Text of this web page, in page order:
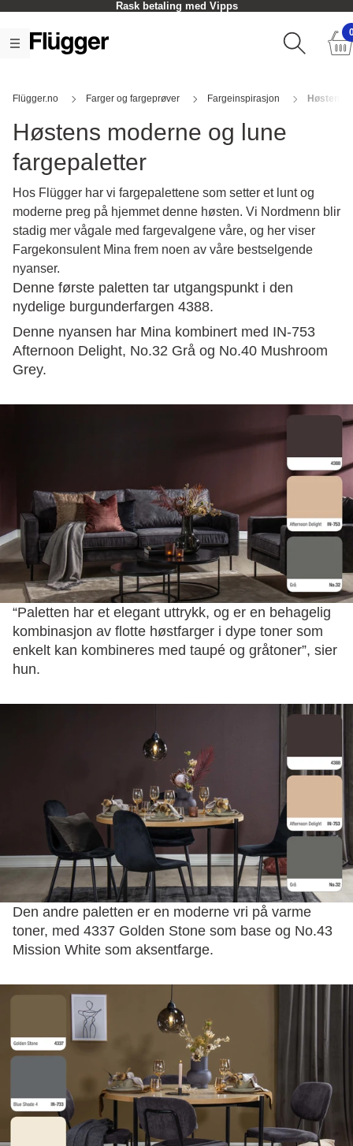
Rask betaling med Vipps
Flügger.no Farger og fargeprøver Fargeinspirasjon Høstens
Høstens moderne og lune
fargepaletter
Hos Flügger har vi fargepalettene som setter et lunt og
moderne preg på hjemmet denne høsten. Vi Nordmenn blir
stadig mer vågale med fargevalgene våre, og her viser
Fargekonsulent Mina frem noen av våre bestselgende
nyanser.
Denne første paletten tar utgangspunkt i den
nydelige burgunderfargen 4388.
Denne nyansen har Mina kombinert med IN-753
Afternoon Delight, No.32 Grå og No.40 Mushroom
Grey.
“Paletten har et elegant uttrykk, og er en behagelig
kombinasjon av flotte høstfarger i dype toner som
enkelt kan kombineres med taupé og gråtoner”, sier
hun.
Den andre paletten er en moderne vri på varme
toner, med 4337 Golden Stone som base og No.43
Mission White som aksentfarge.